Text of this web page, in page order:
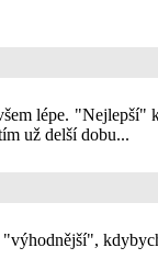
lépe. "Nejlepší"
už delší dobu...